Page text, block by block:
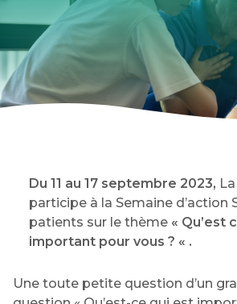
Du 11 au 17 septembre 2023,
participe à la Semaine d’action
patients sur le thème « Qu’est
important pour vous ? « .
Une toute petite question d’un